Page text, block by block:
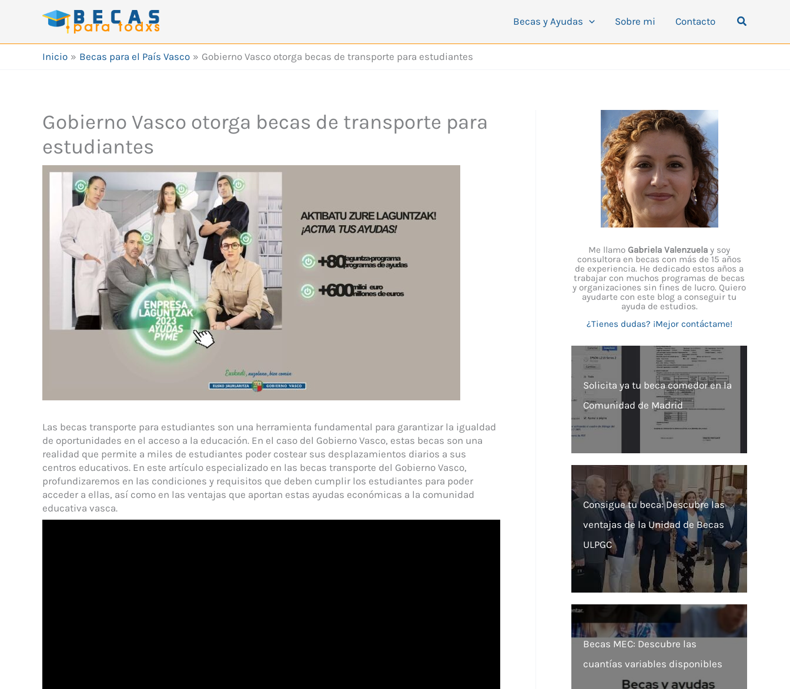
Becas y Ayudas Sobre mi Contacto Buscar
Inicio Becas para el País Vasco Gobierno Vasco otorga becas de transporte para estudiantes
Gobierno Vasco otorga becas de transporte para
estudiantes
Las becas transporte para estudiantes son una herramienta fundamental para garantizar la igualdad
de oportunidades en el acceso a la educación. En el caso del Gobierno Vasco, estas becas son una
realidad que permite a miles de estudiantes poder costear sus desplazamientos diarios a sus
centros educativos. En este artículo especializado en las becas transporte del Gobierno Vasco,
profundizaremos en las condiciones y requisitos que deben cumplir los estudiantes para poder
acceder a ellas, así como en las ventajas que aportan estas ayudas económicas a la comunidad
educativa vasca.
Me llamo Gabriela Valenzuela y soy
consultora en becas con más de 15 años
de experiencia. He dedicado estos años a
trabajar con muchos programas de becas
y organizaciones sin fines de lucro. Quiero
ayudarte con este blog a conseguir tu
ayuda de estudios.
¿Tienes dudas? ¡Mejor contáctame!
Solicita ya tu beca comedor en la
Comunidad de Madrid
Consigue tu beca: Descubre las
ventajas de la Unidad de Becas
ULPGC
Becas MEC: Descubre las
cuantías variables disponibles